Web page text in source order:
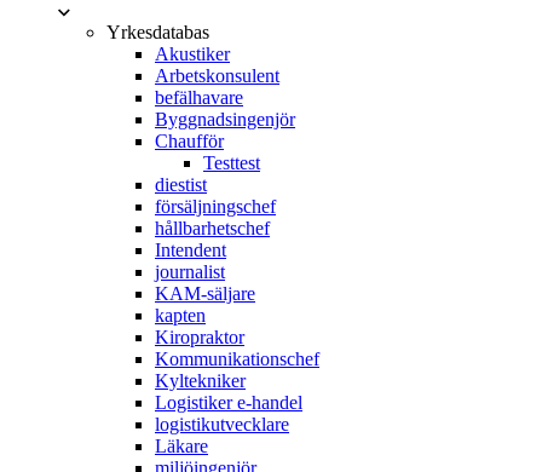
Yrkesdatabas
Akustiker
Arbetskonsulent
befälhavare
Byggnadsingenjör
Chaufför
Testtest
diestist
försäljningschef
hållbarhetschef
Intendent
journalist
KAM-säljare
kapten
Kiropraktor
Kommunikationschef
Kyltekniker
Logistiker e-handel
logistikutvecklare
Läkare
miljöingenjör